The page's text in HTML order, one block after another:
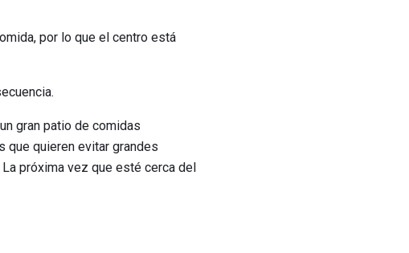
por lo que el centro está
gran patio de comidas
que quieren evitar grandes
próxima vez que esté cerca del